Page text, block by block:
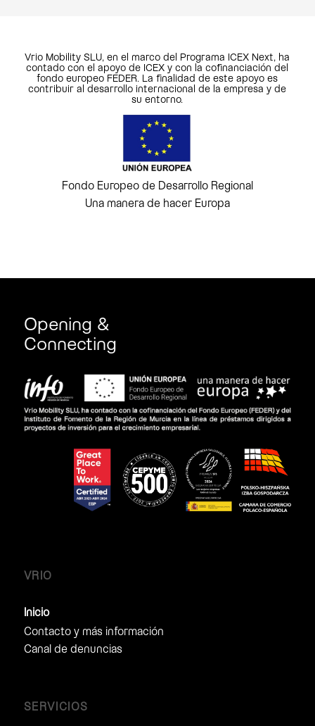
Vrio Mobility SLU, en el marco del Programa ICEX Next, ha
contado con el apoyo de ICEX y con la cofinanciación del
fondo europeo FEDER. La finalidad de este apoyo es
contribuir al desarrollo internacional de la empresa y de
su entorno.
Fondo Europeo de Desarrollo Regional
Una manera de hacer Europa
Opening &
Connecting
VRIO
Inicio
Contacto y más información
Canal de denuncias
SERVICIOS